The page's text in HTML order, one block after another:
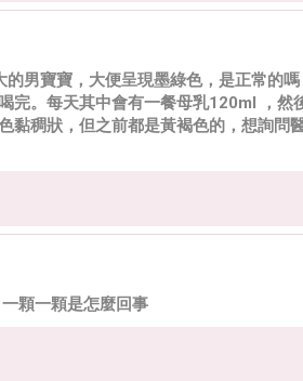
男寶寶，大便呈現墨綠色，是正常的
完。每天其中會有一餐母乳120ml ，然
黏稠狀，但之前都是黃褐色的，想詢問
顆一顆是怎麼回事